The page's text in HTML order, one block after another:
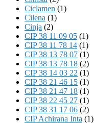
Ciclamen (1)
Cilena (1)
Cinja (2)
CIP 38 11 09 05 (1)
CIP 38 11 78 14 (1)
CIP 38 13 78 07 (1)
CIP 38 13 78 18 (2)
CIP 38 14 03 22 (1)
CIP 38 21 46 15 (1)
CIP 38 21 47 18 (1)
CIP 38 22 45 27 (1)
CIP 38 31 17 06 (2)
CIP Achirana Inta (1)